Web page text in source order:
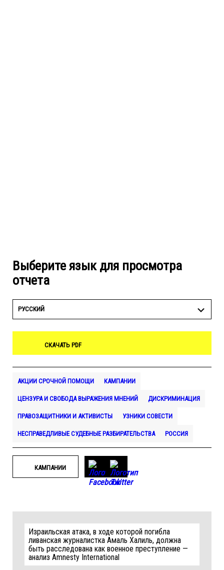
Выберите язык для просмотра
отчета
РУССКИЙ
СКАЧАТЬ PDF
АКЦИИ СРОЧНОЙ ПОМОЩИ КАМПАНИИ
ЦЕНЗУРА И СВОБОДА ВЫРАЖЕНИЯ МНЕНИЙ ДИСКРИМИНАЦИЯ
ПРАВОЗАЩИТНИКИ И АКТИВИСТЫ УЗНИКИ СОВЕСТИ
НЕСПРАВЕДЛИВЫЕ СУДЕБНЫЕ РАЗБИРАТЕЛЬСТВА РОССИЯ
КАМПАНИИ
Израильская атака, в ходе которой погибла
ливанская журналистка Амаль Халиль, должна
быть расследована как военное преступление —
анализ Amnesty International